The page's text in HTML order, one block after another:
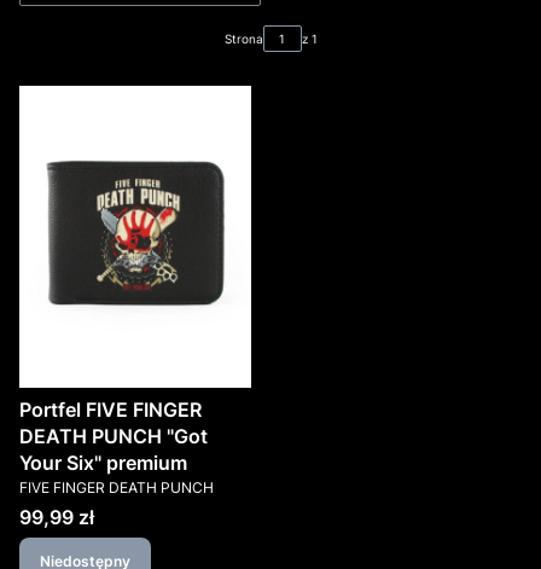
Strona z 1
Portfel FIVE FINGER
DEATH PUNCH "Got
Your Six" premium
PRODUCENT
FIVE FINGER DEATH PUNCH
Cena
99,99 zł
Niedostępny